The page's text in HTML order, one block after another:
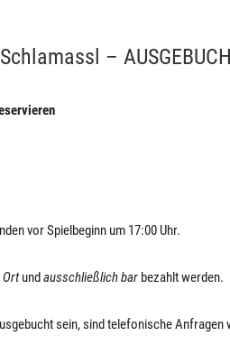
–
vor Spielbeginn um 17:00 Uhr.
Ortundausschließlich bar bezahlt werden.
sein, sind telefonische Anfragen